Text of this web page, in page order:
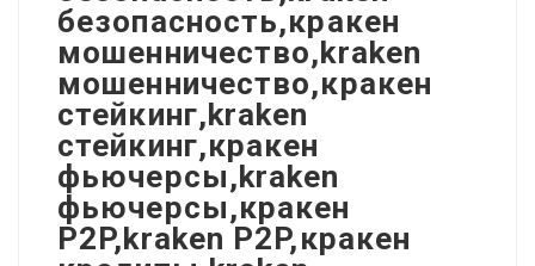
безопасность,кракен
мошенничество,kraken
мошенничество,кракен
стейкинг,kraken
стейкинг,кракен
фьючерсы,kraken
фьючерсы,кракен
P2P,kraken P2P,кракен